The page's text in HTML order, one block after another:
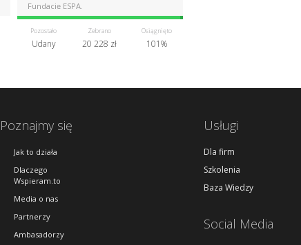
Fundację ESPA.
Pozostało
Udany
Zebrano
20 228 zł
Osiągnięto
101%
Poznajmy się
Jak to działa
Dlaczego
Wspieram.to
Media o nas
Partnerzy
Ambasadorzy
Usługi
Dla firm
Szkolenia
Baza Wiedzy
Social Media